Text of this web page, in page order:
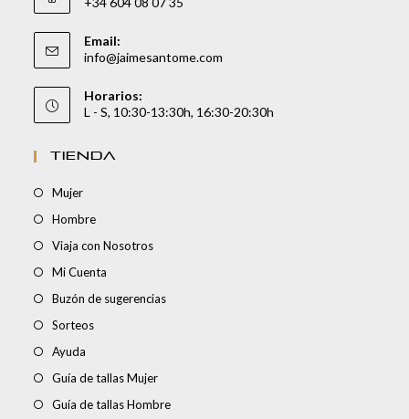
Email:
info@jaimesantome.com
Horarios:
L - S, 10:30-13:30h, 16:30-20:30h
TIENDA
Mujer
Hombre
Viaja con Nosotros
Mi Cuenta
Buzón de sugerencias
Sorteos
Ayuda
Guía de tallas Mujer
Guía de tallas Hombre